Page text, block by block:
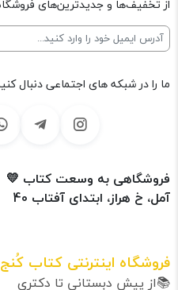
از تخفیف‌ها و جدیدترین‌های
ما را در شبکه های اجتماعی دنبال
فروشگاهی به وسعت کتاب 💛
آمل، خ هراز، ابتدای آفتاب 40
فروشگاه اینترنتی کتاب کُنج
📚از پیش دبستانی تا دکتری